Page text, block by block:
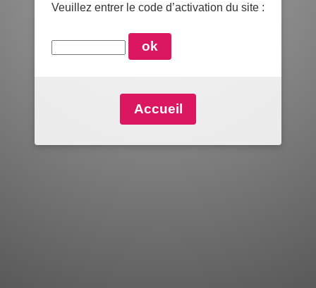
Veuillez entrer le code d’activation du site :
Accueil